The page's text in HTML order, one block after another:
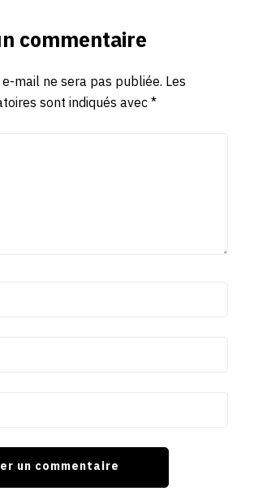
commentaire
mail ne sera pas publiée. Les
sont indiqués avec*